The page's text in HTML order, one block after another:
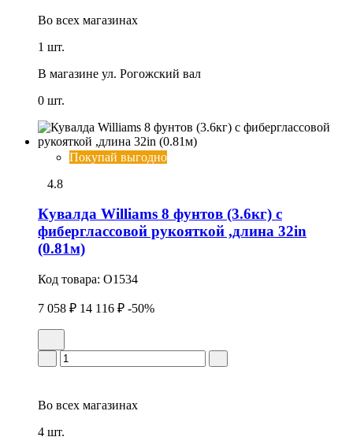
Во всех магазинах
1 шт.
В магазине ул. Рогожский вал
0 шт.
Покупай выгодно
4.8
Кувалда Williams 8 фунтов (3.6кг) с
фиберглассовой рукояткой ,длина 32in
(0.81м)
Код товара: O1534
7 058 ₽ 14 116 ₽ -50%
Во всех магазинах
4 шт.